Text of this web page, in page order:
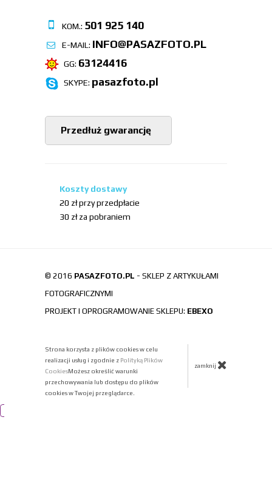
KOM.: 501 925 140
E-MAIL: INFO@PASAZFOTO.PL
GG: 63124416
SKYPE: pasazfoto.pl
Przedłuż gwarancję
Koszty dostawy
20 zł przy przedpłacie
30 zł za pobraniem
© 2016 PASAZFOTO.PL - SKLEP Z ARTYKUŁAMI
FOTOGRAFICZNYMI
PROJEKT I OPROGRAMOWANIE SKLEPU: EBEXO
Strona korzysta z plików cookies w celu
realizacji usług i zgodnie z Polityką Plików
CookiesMożesz określić warunki
przechowywania lub dostępu do plików
cookies w Twojej przeglądarce.
zamknij